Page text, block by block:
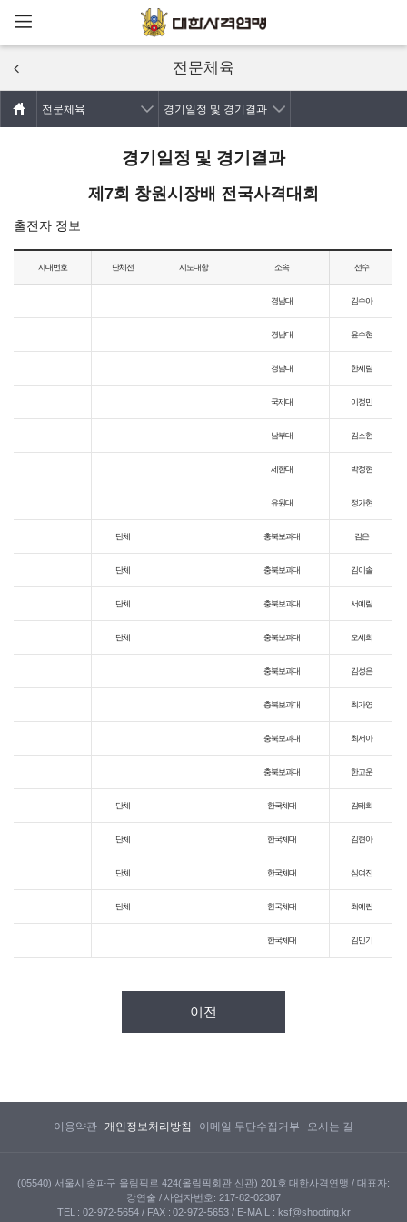
주요콘텐츠로
전문체육
전문체육 경기일정 및 경기결과
경기일정 및 경기결과
제7회 창원시장배 전국사격대회
출전자 정보
사대번호 단체전 시도대항 소속 선수
경남대 김수아
경남대 윤수현
경남대 한세림
국제대 이정민
남부대 김소현
세한대 박정현
유원대 정가현
단체 충북보과대 김은
단체 충북보과대 김이솔
단체 충북보과대 서예림
단체 충북보과대 오세희
충북보과대 김성은
충북보과대 최가영
충북보과대 최서아
충북보과대 한고운
단체 한국체대 김태희
단체 한국체대 김현아
단체 한국체대 심여진
단체 한국체대 최예린
한국체대 김민기
이전
이용약관 개인정보처리방침 이메일 무단수집거부 오시는 길
(05540) 서울시 송파구 올림픽로 424(올림픽회관 신관) 201호 대한사격연맹 / 대표자:
강연술 / 사업자번호: 217-82-02387
TEL : 02-972-5654 / FAX : 02-972-5653 / E-MAIL : ksf@shooting.kr